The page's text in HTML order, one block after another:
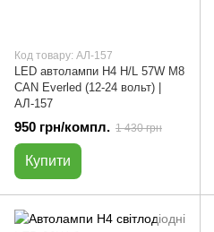
Код товару: АЛ-157
LED автолампи H4 H/L 57W М8
CAN Everled (12-24 вольт) |
АЛ-157
950 грн/компл. 1 430 грн
Купити